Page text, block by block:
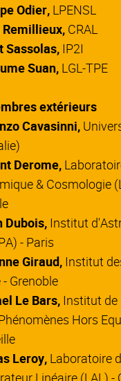
Odier, LPENSL
Remillieux, CRAL
Sassolas, IP2I
Suan, LGL-TPE
extérieurs
Cavasinni,
Derome,
& Cosmologie
Dubois, Institut
- Paris
Giraud, Institut
Grenoble
Le Bars, Institut de
Hors
Leroy, Laboratoire
Linéaire (LAL) -